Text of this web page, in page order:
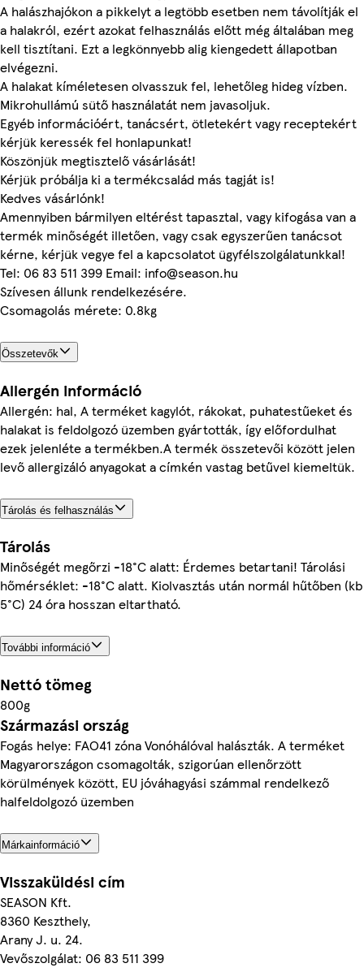
A halászhajókon a pikkelyt a legtöbb esetben nem távolítják el
a halakról, ezért azokat felhasználás előtt még általában meg
kell tisztítani. Ezt a legkönnyebb alig kiengedett állapotban
elvégezni.
A halakat kíméletesen olvasszuk fel, lehetőleg hideg vízben.
Mikrohullámú sütő használatát nem javasoljuk.
Egyéb információért, tanácsért, ötletekért vagy receptekért
kérjük keressék fel honlapunkat!
Köszönjük megtisztelő vásárlását!
Kérjük próbálja ki a termékcsalád más tagját is!
Kedves vásárlónk!
Amennyiben bármilyen eltérést tapasztal, vagy kifogása van a
termék minőségét illetően, vagy csak egyszerűen tanácsot
kérne, kérjük vegye fel a kapcsolatot ügyfélszolgálatunkkal!
Tel: 06 83 511 399 Email: info@season.hu
Szívesen állunk rendelkezésére.
Csomagolás mérete: 0.8kg
Összetevők
Allergén információ
Allergén: hal, A terméket kagylót, rákokat, puhatestűeket és
halakat is feldolgozó üzemben gyártották, így előfordulhat
ezek jelenléte a termékben.A termék összetevői között jelen
levő allergizáló anyagokat a címkén vastag betűvel kiemeltük.
Tárolás és felhasználás
Tárolás
Minőségét megőrzi -18°C alatt: Érdemes betartani! Tárolási
hőmérséklet: -18°C alatt. Kiolvasztás után normál hűtőben (kb
5°C) 24 óra hosszan eltartható.
További információ
Nettó tömeg
800g
Származási ország
Fogás helye: FAO41 zóna Vonóhálóval halászták. A terméket
Magyarországon csomagolták, szigorúan ellenőrzött
körülmények között, EU jóváhagyási számmal rendelkező
halfeldolgozó üzemben
Márkainformáció
Visszaküldési cím
SEASON Kft.
8360 Keszthely,
Arany J. u. 24.
Vevőszolgálat: 06 83 511 399